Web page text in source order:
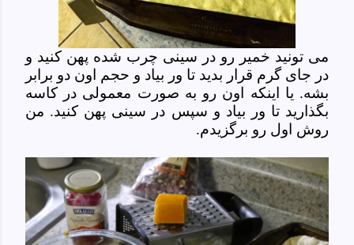
می تونید خمیر رو در سینی چرب شده پهن کنید و
در جای گرم قرار بدید تا ور بیاد و حجم اون دو برابر
بشه. یا اینکه اون رو به صورت معمولی در کاسه
بگذارید تا ور بیاد و سپس در سینی پهن کنید. من
روش اول رو برگزیدم.